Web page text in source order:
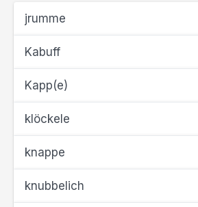
jrumme
Kabuff
Kapp(e)
klöckele
knappe
knubbelich